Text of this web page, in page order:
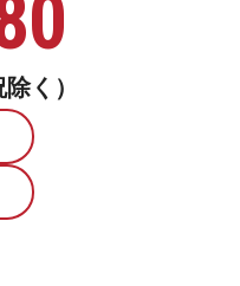
く）